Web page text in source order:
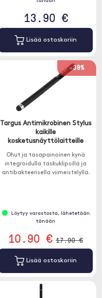
13.90 €
Lisää ostoskoriin
-39%
Targus Antimikrobinen Stylus
kaikille
kosketusnäyttölaitteille
Ohut ja tasapainoinen kynä
integroidulla taskuklipsillä ja
antibakteerisella viimeistelyllä.
Löytyy varastosta, lähetetään
tänään
10.90 € 17.90 €
Lisää ostoskoriin